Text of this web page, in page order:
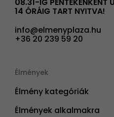
08.31-IG PÉNTEKENKÉNT
14 ÓRÁIG TART NYITVA!
info@elmenyplaza.hu
+36 20 239 59 20
Élmények
Élmény kategóriák
Élmények alkalmakra